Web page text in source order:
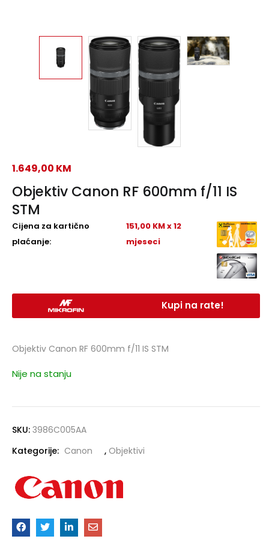
Objektiv Canon RF 600mm f/11 IS
STM
1.649,00 KM
Cijena za kartično
plaćanje:
151,00 KM x 12
mjeseci
Kupi na rate!
Objektiv Canon RF 600mm f/11 IS STM
Nije na stanju
SKU: 3986C005AA
Kategorije: Canon , Objektivi